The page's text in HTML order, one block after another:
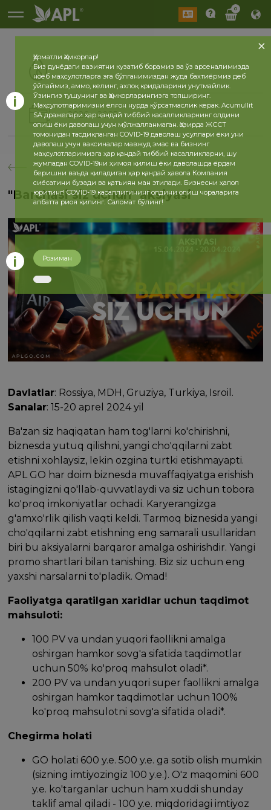
0
2026 2025
"Barchasi siz uchun" aksiyasi
Davlatlar: Rossiya, MDH, Gruziya, Turkiya, Isroil.
Sanalar: 15-20 aprel 2024 yil
Ba'zan siz haqiqatan ham tog'larni ko'chirishni,
biznesda yutuq qilishni, yangi cho'qqilarni zabt
etishni xohlaysiz, lekin ozgina turtki etishmayapti.
APL GO har doim biznesda muvaffaqiyatga erishish
istagingizni qo'llab-quvvatlaydi va siz uchun tobora
ko'proq imkoniyatlar ochadi. Karyerangizga
g'amxo'rlik qilish vaqti keldi. Tarmoq biznesida yangi
cho'qqilarni zabt etishning eng samarali usullaridan
biri bu aksiyalarni barqaror amalga oshirishdir. Yangi
promo shartlari bilan tanishing. Biz siz uchun eng
yaxshi narsalarni to'pladik. Omad!
Faoliyatga qaratilgan xaridlar uchun taqdimot
mahsuloti:
100 PV va undan yuqori faollikni amalga
oshirgan hamkor sovg'a sifatida taqdimotlar
uchun 50% ko'proq mahsulot oladi*.
200 PV va undan yuqori super faollikni amalga
oshirgan hamkor taqdimotlar uchun 100%
ko'proq mahsulotni sovg'a sifatida oladi*.
Chegirma holati
GO holati 600 y.e. 500 y.e. ga sotib olish mumkin
(sizning imtiyozingiz 100 y.e.). O'z maqomini 600
y.e. ko'targanlar uchun ham xuddi shunday
taklif amal qiladi - 100 y.e. miqdoridagi imtiyoz
Ҳурматли Ҳамкорлар!
Биз дунёдаги вазиятни кузатиб борамиз ва ўз арсеналимизда
ноёб маҳсулотларга эга бўлганимиздан жуда бахтиёрмиз деб
ўйлаймиз, аммо, келинг, ахлоқ қоидаларини унутмайлик.
Ўзингиз тушунинг ва Ҳамкорларингизга топширинг.
Маҳсулотларимизни ёлғон нурда кўрсатмаслик керак. Acumullit
SA дражелари ҳар қандай тиббий касалликларнинг олдини
олиш ёки даволаш учун мўлжалланмаган. Ҳозирда ЖССТ
томонидан тасдиқланган COVID-19 даволаш усуллари ёки уни
даволаш учун ваксиналар мавжуд эмас ва бизнинг
маҳсулотларимизга ҳар қандай тиббий касалликларни, шу
жумладан COVID-19ни ҳимоя қилиш ёки даволашда ёрдам
беришни ваъда қиладиган ҳар қандай ҳавола Компания
сиёсатини бузади ва қатъиян ман этилади. Бизнесни ҳалол
юритинг! COVID-19 касаллигининг олдини олиш чораларига
албатта риоя қилинг. Саломат бўлинг!
Розиман